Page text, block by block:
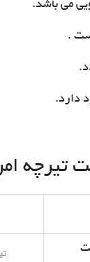
می باشد.
.
دارد.
امروز